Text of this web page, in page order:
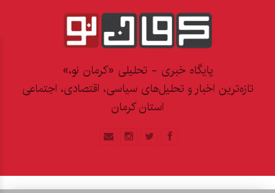
پایگاه خبری - تحلیلی «کرمان نو،»
تازه‌ترین اخبار و تحلیل‌های سیاسی، اقتصادی، اجتماعی
استان کرمان